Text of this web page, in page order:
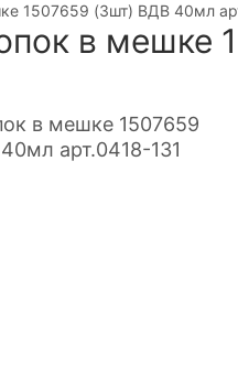
1507659 (3шт) ВДВ 40мл
в мешке